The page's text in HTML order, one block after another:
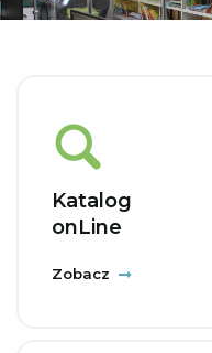
Katalog
onLine
Zobacz